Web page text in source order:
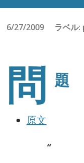
6/27/2009 ラベル:
問 題
原文